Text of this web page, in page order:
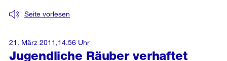
Jugendliche Räuber verhaftet
Seite vorlesen
21. März 2011,14.56 Uhr